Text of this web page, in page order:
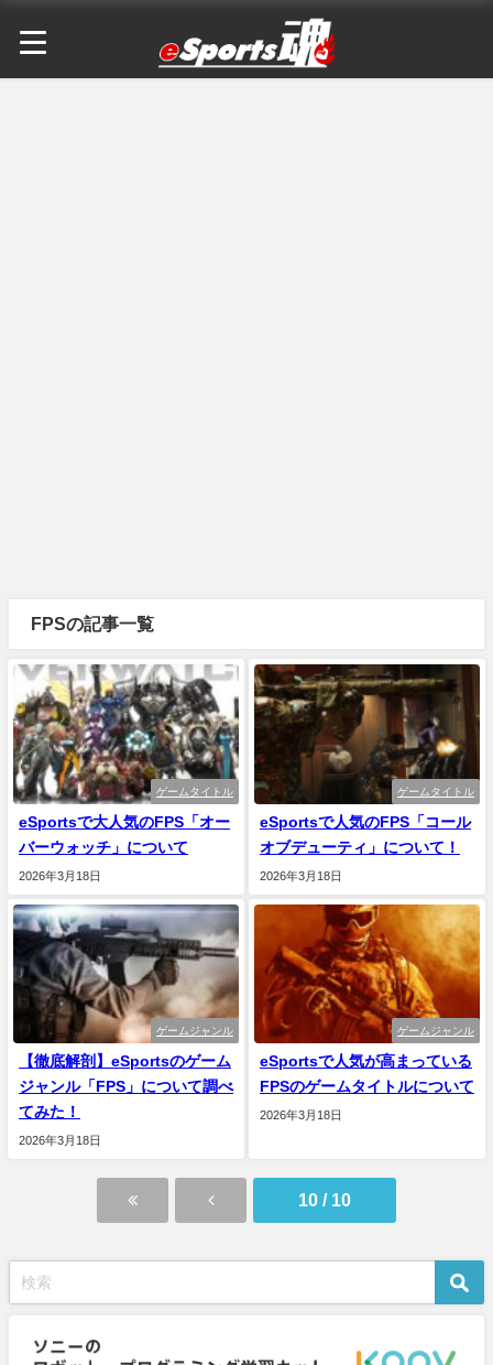
FPSの記事一覧
ゲームタイトル
eSportsで大人気のFPS「オー
バーウォッチ」について
2026年3月18日
ゲームタイトル
eSportsで人気のFPS「コール
オブデューティ」について！
2026年3月18日
ゲームジャンル
【徹底解剖】eSportsのゲーム
ジャンル「FPS」について調べ
てみた！
2026年3月18日
ゲームジャンル
eSportsで人気が高まっている
FPSのゲームタイトルについて
2026年3月18日
10 / 10